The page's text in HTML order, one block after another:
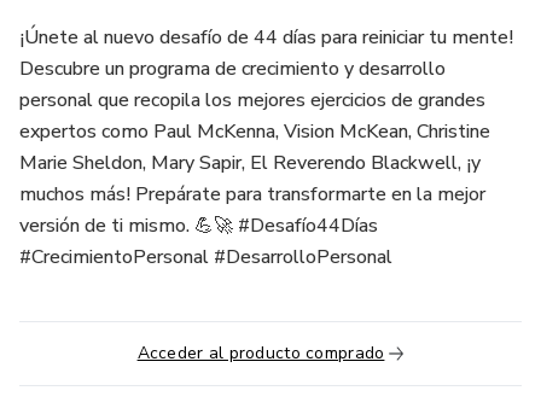
¡Únete al nuevo desafío de 44 días para reiniciar tu mente!
Descubre un programa de crecimiento y desarrollo
personal que recopila los mejores ejercicios de grandes
expertos como Paul McKenna, Vision McKean, Christine
Marie Sheldon, Mary Sapir, El Reverendo Blackwell, ¡y
muchos más! Prepárate para transformarte en la mejor
versión de ti mismo. 💪🚀 #Desafío44Días
#CrecimientoPersonal #DesarrolloPersonal
Acceder al producto comprado